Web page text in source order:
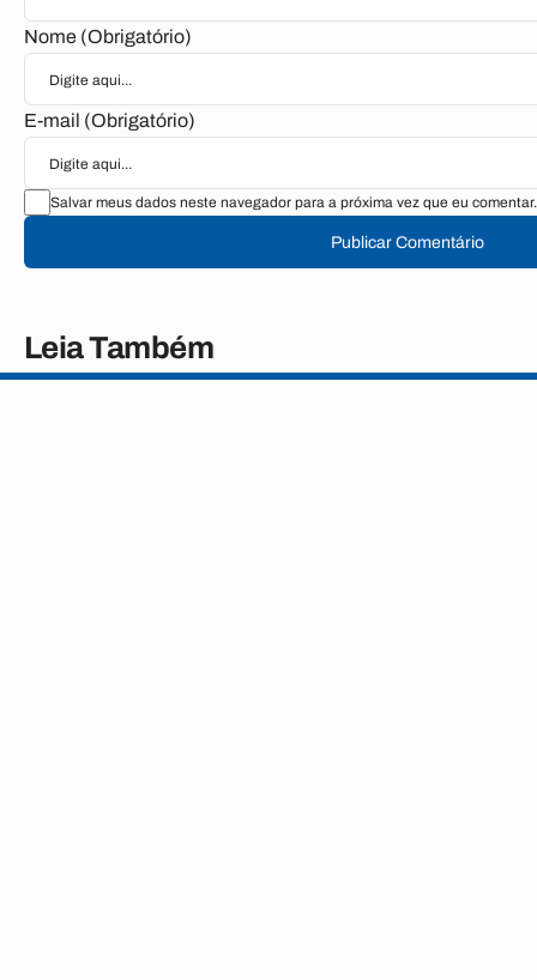
Nome (Obrigatório)
E-mail (Obrigatório)
Salvar meus dados neste navegador para a próxima vez que eu comentar.
Publicar Comentário
Leia Também